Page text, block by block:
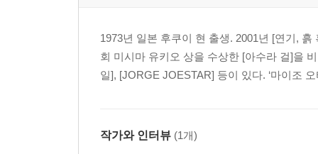
1973년 일본 후쿠이 현 출생. 2001년 [연기,
회 미시마 유키오 상을 수상한 [아수라 걸]을
일], [JORGE JOESTAR] 등이 있다. ‘마이조
작가와 인터뷰 (1개)